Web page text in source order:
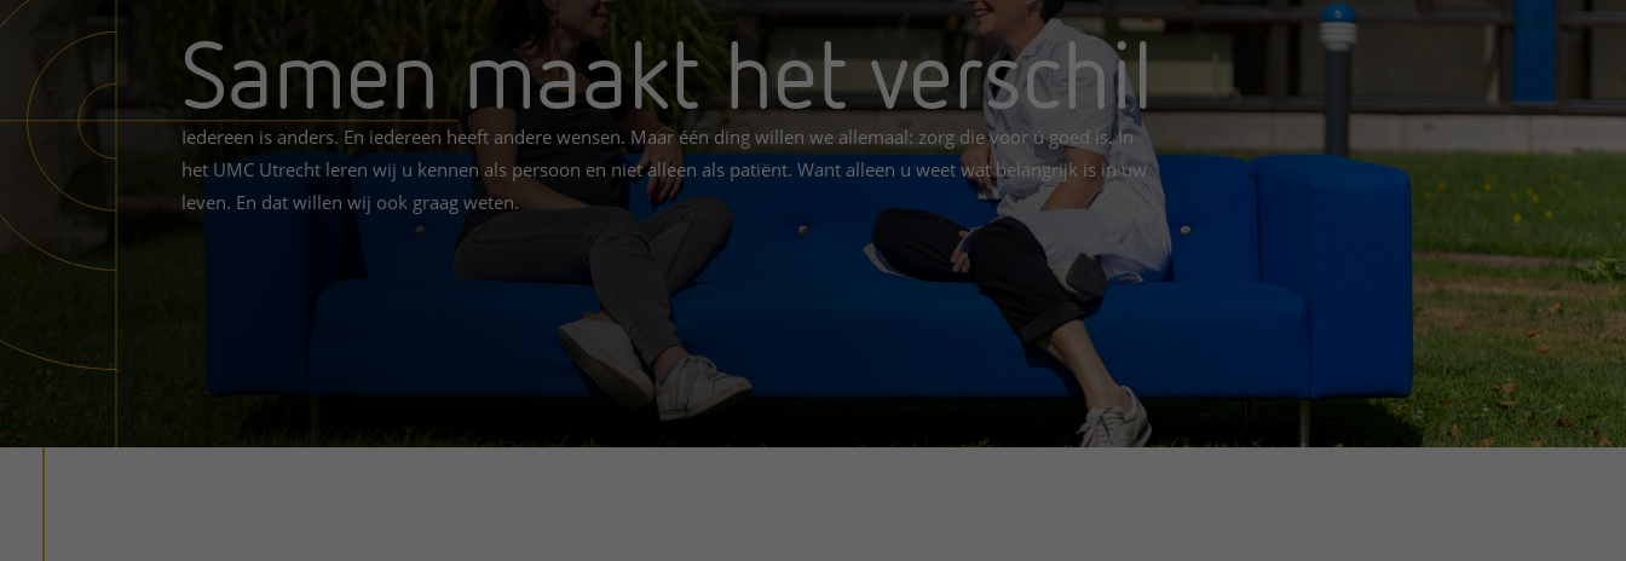
Het Wilhelmina
Kinderziekenhuis
Wijzigen patiëntgegevens
Het Wilhelmina
Kinderziekenhuis
Samen maakt het verschil
Iedereen is anders. En iedereen heeft andere wensen. Maar één ding willen we allemaal: zorg die voor ú goed is. In
het UMC Utrecht leren wij u kennen als persoon en niet alleen als patiënt. Want alleen u weet wat belangrijk is in uw
leven. En dat willen wij ook graag weten.